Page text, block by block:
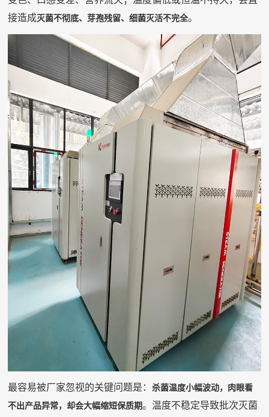
接造成灭菌不彻底、芽孢残留、细菌灭活不完全。
最容易被厂家忽视的关键问题是：杀菌温度小幅波动，肉眼看
不出产品异常，却会大幅缩短保质期。温度不稳定导致批次灭菌